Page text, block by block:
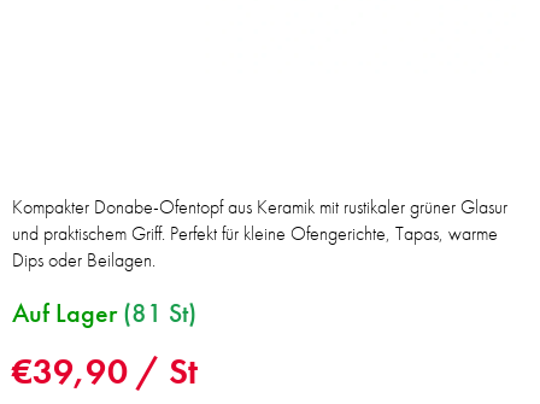
€39,90 / St
Auf Lager(81 St)
Kompakter Donabe-Ofentopf aus Keramik mit rustikaler grüner Glasur
und praktischem Griff. Perfekt für kleine Ofengerichte, Tapas, warme
Dips oder Beilagen.